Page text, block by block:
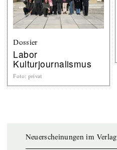
Dossier
Labor
Kulturjournalismus
Foto: privat
Neuerscheinungen im Verlag